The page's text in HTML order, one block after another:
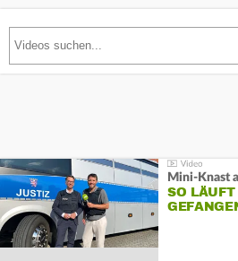
Mini-Knast
SO LÄUFT